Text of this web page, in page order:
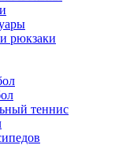
рюкзаки
теннис